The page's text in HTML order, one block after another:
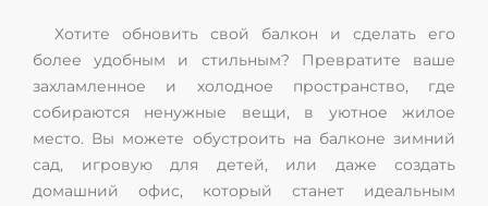
Хотите обновить свой балкон и сделать его
более удобным и стильным? Превратите ваше
захламленное и холодное пространство, где
собираются ненужные вещи, в уютное жилое
место. Вы можете обустроить на балконе зимний
сад, игровую для детей, или даже создать
домашний офис, который станет идеальным